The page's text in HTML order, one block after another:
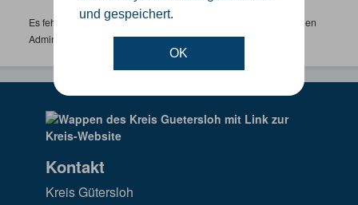
und gespeichert.
OK
Es fehlen spezifische Datensätze? Wenden Sie sich bitte an einen
Administrator unter:support.gis@kreis-guetersloh.de
Kontakt
Kreis Gütersloh